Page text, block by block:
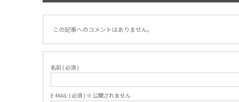
この記事へのコメントはありません。
名前 ( 必須 )
E-MAIL ( 必須 ) ※ 公開されません